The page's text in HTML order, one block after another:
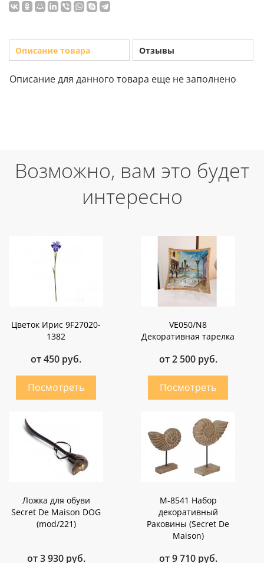
Описание товара Отзывы
Описание для данного товара еще не заполнено
Возможно, вам это будет
интересно
Цветок Ирис 9F27020-
1382
от 450 руб.
VE050/N8
Декоративная тарелка
от 2 500 руб.
Ложка для обуви
Secret De Maison DOG
(mod/221)
от 3 930 руб.
М-8541 Набор
декоративный
Раковины (Secret De
Maison)
от 9 710 руб.